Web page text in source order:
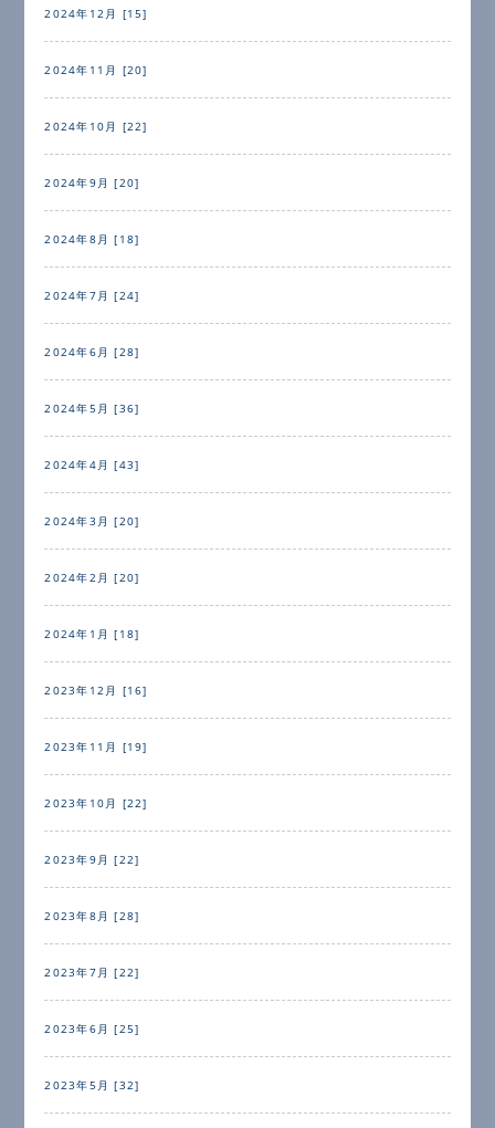
2024年12月 [15]
2024年11月 [20]
2024年10月 [22]
2024年9月 [20]
2024年8月 [18]
2024年7月 [24]
2024年6月 [28]
2024年5月 [36]
2024年4月 [43]
2024年3月 [20]
2024年2月 [20]
2024年1月 [18]
2023年12月 [16]
2023年11月 [19]
2023年10月 [22]
2023年9月 [22]
2023年8月 [28]
2023年7月 [22]
2023年6月 [25]
2023年5月 [32]